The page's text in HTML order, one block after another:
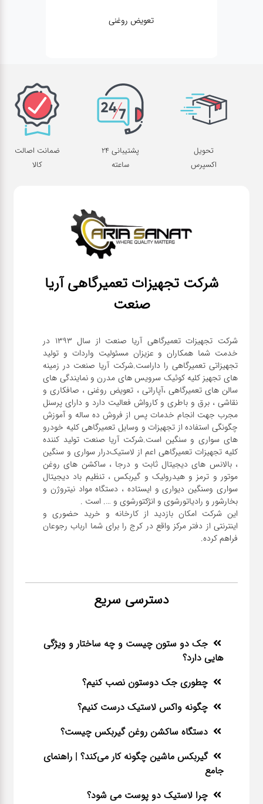
تعویض روغنی
تحویل
اکسپرس
پشتیبانی 24
ساعته
ضمانت اصالت
کالا
شرکت تجهیزات تعمیرگاهی آریا
صنعت
شرکت تجهیزات تعمیرگاهی آریا صنعت از سال ۱۳۹۳ در
خدمت شما همکاران و عزیزان مسئولیت واردات و تولید
تجهیزاتی تعمیرگاهی را داراست.شرکت آریا صنعت در زمینه
های تجهیز کلیه کوئیک سرویس های مدرن و نمایندگی های
سالن های تعمیرگاهی ،آپاراتی ، تعویض روغنی ، صافکاری و
نقاشی ، برق و باطری و کارواش فعالیت دارد و دارای پرسنل
مجرب جهت انجام خدمات پس از فروش ده ساله و آموزش
چگونگی استفاده از تجهیزات و وسایل تعمیرگاهی کلیه خودرو
های سواری و سنگین است.شرکت آریا صنعت تولید کننده
کلیه تجهیزات تعمیرگاهی اعم از لاستیک‌درار سواری و ‌سنگین
، بالانس های دیجیتال ثابت و درجا ، ساکشن های روغن
موتور و ترمز و هیدرولیک و گیربکس ، تنظیم باد دیجیتال
سواری و‌سنگین دیواری و ایستاده ، دستگاه مواد نیتروژن و
این شرکت امکان بازدید از کارخانه و خرید حضوری و
اینترنتی از دفتر مرکز واقع در کرج را برای شما ارباب رجوعان
فراهم کرده.
دسترسی سریع
جک دو ستون چیست و چه ساختار و ویژگی
هایی دارد؟
چطوری جک دوستون نصب کنیم؟
چگونه واکس لاستیک درست کنیم؟
دستگاه ساکشن روغن گیربکس چیست؟
گیربکس ماشین چگونه کار می‌کند؟ | راهنمای
جامع
چرا لاستیک دو پوست می شود؟